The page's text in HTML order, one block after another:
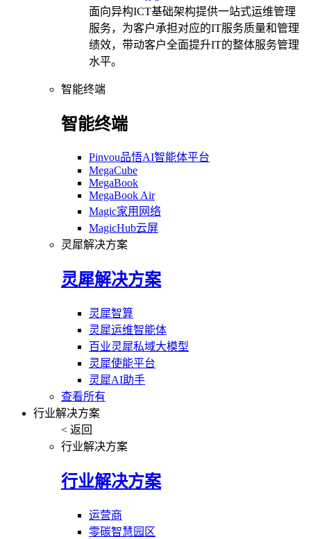
面向异构ICT基础架构提供一站式运维管理
服务，为客户承担对应的IT服务质量和管理
绩效，带动客户全面提升IT的整体服务管理
水平。
智能终端
智能终端
Pinvou品悟AI智能体平台
MegaCube
MegaBook
MegaBook Air
Magic家用网络
MagicHub云屏
灵犀解决方案
灵犀解决方案
灵犀智算
灵犀运维智能体
百业灵犀私域大模型
灵犀使能平台
灵犀AI助手
查看所有
行业解决方案
< 返回
行业解决方案
行业解决方案
运营商
零碳智慧园区